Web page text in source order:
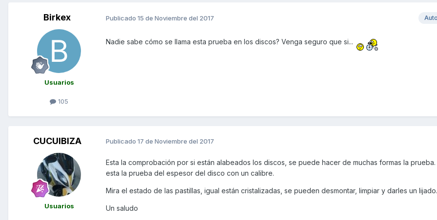
Birkex
Usuarios
105
Publicado 15 de Noviembre del 2017
Nadie sabe cómo se llama esta prueba en los discos? Venga seguro que si...
CUCUIBIZA
Usuarios
Publicado 17 de Noviembre del 2017
Esta la comprobación por si están alabeados los discos, se puede hacer de muchas formas la prueba.
esta la prueba del espesor del disco con un calibre.
Mira el estado de las pastillas, igual están cristalizadas, se pueden desmontar, limpiar y darles un lijado.
Un saludo